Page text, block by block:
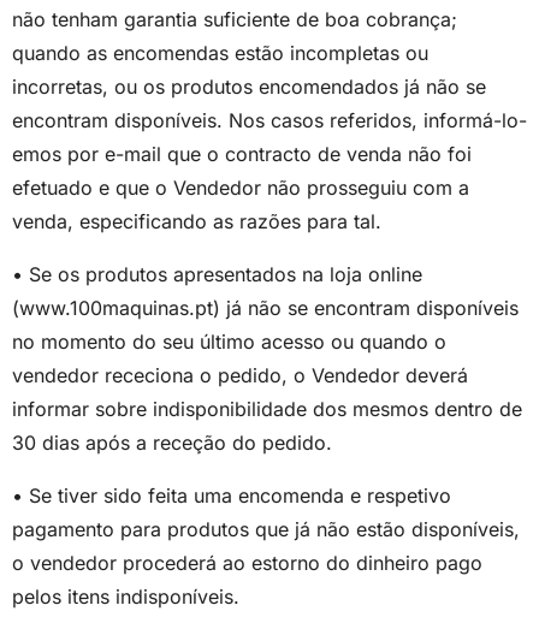
não tenham garantia suficiente de boa cobrança;
quando as encomendas estão incompletas ou
incorretas, ou os produtos encomendados já não se
encontram disponíveis. Nos casos referidos, informá-lo-
emos por e-mail que o contracto de venda não foi
efetuado e que o Vendedor não prosseguiu com a
venda, especificando as razões para tal.
• Se os produtos apresentados na loja online
(www.100maquinas.pt) já não se encontram disponíveis
no momento do seu último acesso ou quando o
vendedor receciona o pedido, o Vendedor deverá
informar sobre indisponibilidade dos mesmos dentro de
30 dias após a receção do pedido.
• Se tiver sido feita uma encomenda e respetivo
pagamento para produtos que já não estão disponíveis,
o vendedor procederá ao estorno do dinheiro pago
pelos itens indisponíveis.